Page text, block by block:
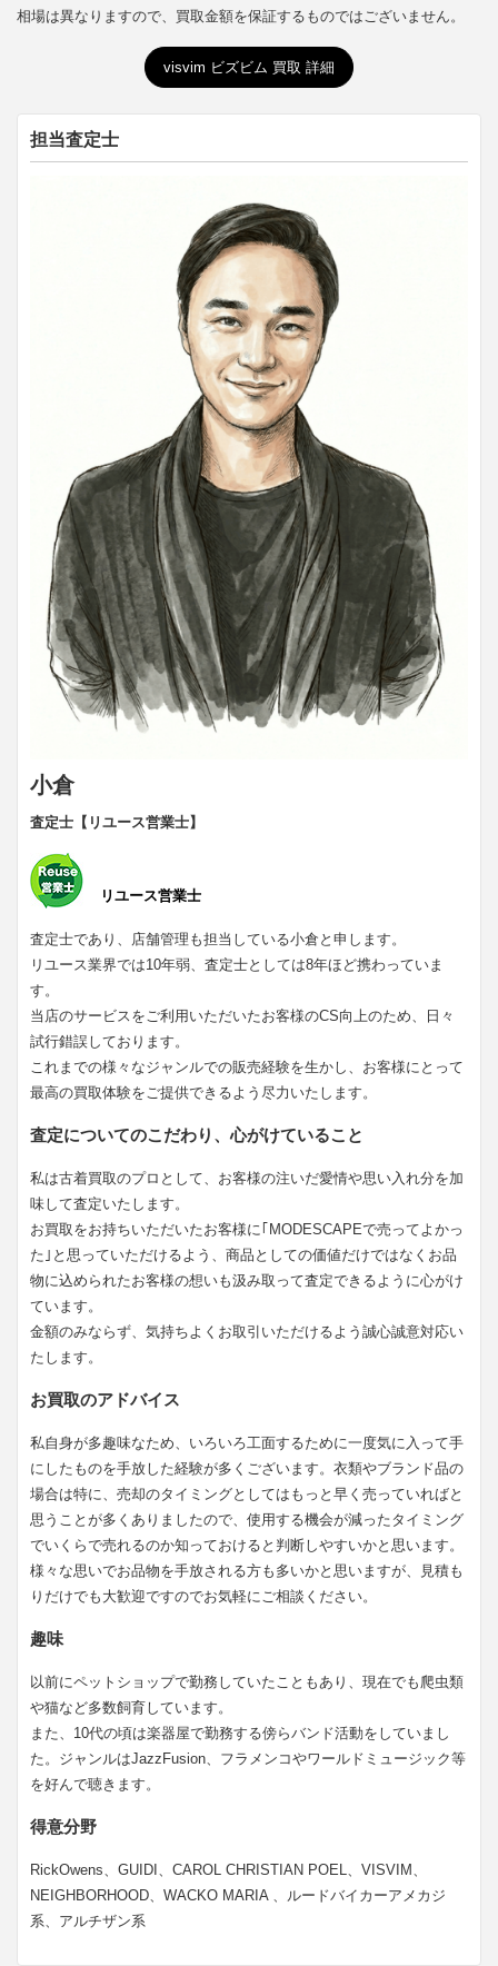
相場は異なりますので、買取金額を保証するものではございません。
visvim ビズビム 買取 詳細
担当査定士
小倉
査定士【リユース営業士】
リユース営業士
査定士であり、店舗管理も担当している小倉と申します。
リユース業界では10年弱、査定士としては8年ほど携わっていま
す。
当店のサービスをご利用いただいたお客様のCS向上のため、日々
試行錯誤しております。
これまでの様々なジャンルでの販売経験を生かし、お客様にとって
最高の買取体験をご提供できるよう尽力いたします。
査定についてのこだわり、心がけていること
私は古着買取のプロとして、お客様の注いだ愛情や思い入れ分を加
味して査定いたします。
お買取をお持ちいただいたお客様に｢MODESCAPEで売ってよかっ
た｣と思っていただけるよう、商品としての価値だけではなくお品
物に込められたお客様の想いも汲み取って査定できるように心がけ
ています。
金額のみならず、気持ちよくお取引いただけるよう誠心誠意対応い
たします。
お買取のアドバイス
私自身が多趣味なため、いろいろ工面するために一度気に入って手
にしたものを手放した経験が多くございます。衣類やブランド品の
場合は特に、売却のタイミングとしてはもっと早く売っていればと
思うことが多くありましたので、使用する機会が減ったタイミング
でいくらで売れるのか知っておけると判断しやすいかと思います。
様々な思いでお品物を手放される方も多いかと思いますが、見積も
りだけでも大歓迎ですのでお気軽にご相談ください。
趣味
以前にペットショップで勤務していたこともあり、現在でも爬虫類
や猫など多数飼育しています。
また、10代の頃は楽器屋で勤務する傍らバンド活動をしていまし
た。ジャンルはJazzFusion、フラメンコやワールドミュージック等
を好んで聴きます。
得意分野
RickOwens、GUIDI、CAROL CHRISTIAN POEL、VISVIM、
NEIGHBORHOOD、WACKO MARIA 、ルードバイカーアメカジ
系、アルチザン系